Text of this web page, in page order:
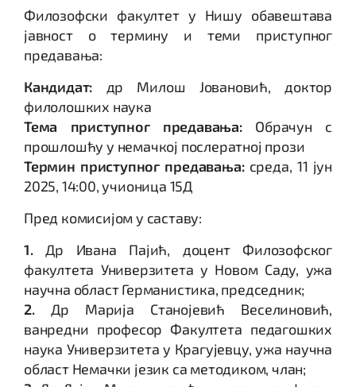
Филозофски факултет у Нишу обавештава
јавност о термину и теми приступног
предавања:
Кандидат: др Милош Јовановић, доктор
филолошких наука
Тема приступног предавања: Обрачун с
прошлошћу у немачкој послератној прози
Термин приступног предавања: среда, 11 јун
2025, 14:00, учионица 15Д
Пред комисијом у саставу:
1.Др Ивана Пајић, доцент Филозофског
факултета Универзитета у Новом Саду, ужа
научна област Германистика, председник;
2. Др Марија Станојевић Веселиновић,
ванредни професор Факултета педагошких
наука Универзитета у Крагујевцу, ужа научна
област Немачки језик са методиком, члан;